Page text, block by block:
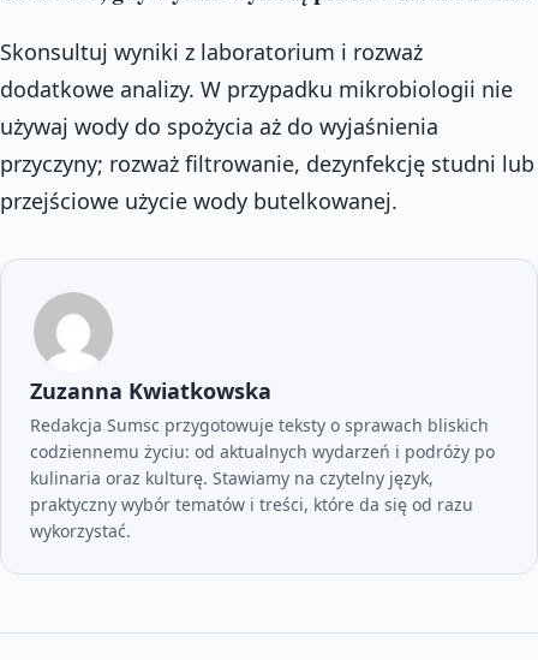
Skonsultuj wyniki z laboratorium i rozważ
dodatkowe analizy. W przypadku mikrobiologii nie
używaj wody do spożycia aż do wyjaśnienia
przyczyny; rozważ filtrowanie, dezynfekcję studni lub
przejściowe użycie wody butelkowanej.
Zuzanna Kwiatkowska
Redakcja Sumsc przygotowuje teksty o sprawach bliskich
codziennemu życiu: od aktualnych wydarzeń i podróży po
kulinaria oraz kulturę. Stawiamy na czytelny język,
praktyczny wybór tematów i treści, które da się od razu
wykorzystać.